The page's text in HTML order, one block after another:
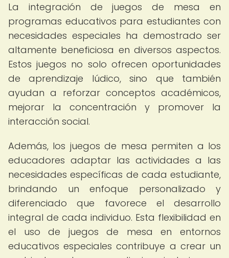
La integración de juegos de mesa en
programas educativos para estudiantes con
necesidades especiales ha demostrado ser
altamente beneficiosa en diversos aspectos.
Estos juegos no solo ofrecen oportunidades
de aprendizaje lúdico, sino que también
ayudan a reforzar conceptos académicos,
mejorar la concentración y promover la
interacción social.
Además, los juegos de mesa permiten a los
educadores adaptar las actividades a las
necesidades específicas de cada estudiante,
brindando un enfoque personalizado y
diferenciado que favorece el desarrollo
integral de cada individuo. Esta flexibilidad en
el uso de juegos de mesa en entornos
educativos especiales contribuye a crear un